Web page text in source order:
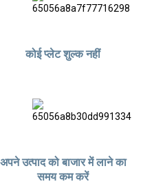
कोई प्लेट शुल्क नहीं
अपने उत्पाद को बाजार में लाने का
समय कम करें